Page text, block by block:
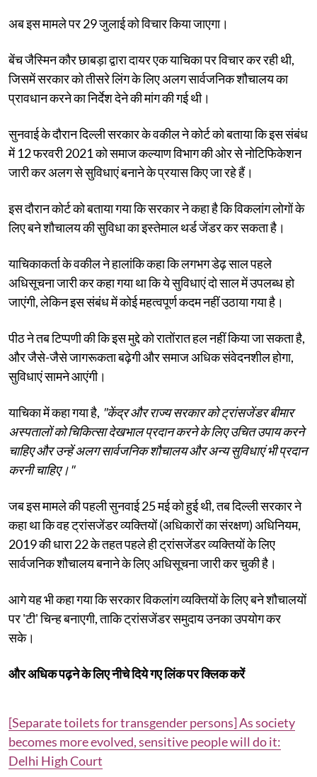
अब इस मामले पर 29 जुलाई को विचार किया जाएगा।
बेंच जैस्मिन कौर छाबड़ा द्वारा दायर एक याचिका पर विचार कर रही थी,
जिसमें सरकार को तीसरे लिंग के लिए अलग सार्वजनिक शौचालय का
प्रावधान करने का निर्देश देने की मांग की गई थी।
सुनवाई के दौरान दिल्ली सरकार के वकील ने कोर्ट को बताया कि इस संबंध
में 12 फरवरी 2021 को समाज कल्याण विभाग की ओर से नोटिफिकेशन
जारी कर अलग से सुविधाएं बनाने के प्रयास किए जा रहे हैं।
इस दौरान कोर्ट को बताया गया कि सरकार ने कहा है कि विकलांग लोगों के
लिए बने शौचालय की सुविधा का इस्तेमाल थर्ड जेंडर कर सकता है।
याचिकाकर्ता के वकील ने हालांकि कहा कि लगभग डेढ़ साल पहले
अधिसूचना जारी कर कहा गया था कि ये सुविधाएं दो साल में उपलब्ध हो
जाएंगी, लेकिन इस संबंध में कोई महत्वपूर्ण कदम नहीं उठाया गया है।
पीठ ने तब टिप्पणी की कि इस मुद्दे को रातोंरात हल नहीं किया जा सकता है,
और जैसे-जैसे जागरूकता बढ़ेगी और समाज अधिक संवेदनशील होगा,
सुविधाएं सामने आएंगी।
याचिका में कहा गया है, "केंद्र और राज्य सरकार को ट्रांसजेंडर बीमार
अस्पतालों को चिकित्सा देखभाल प्रदान करने के लिए उचित उपाय करने
चाहिए और उन्हें अलग सार्वजनिक शौचालय और अन्य सुविधाएं भी प्रदान
करनी चाहिए।"
जब इस मामले की पहली सुनवाई 25 मई को हुई थी, तब दिल्ली सरकार ने
कहा था कि वह ट्रांसजेंडर व्यक्तियों (अधिकारों का संरक्षण) अधिनियम,
2019 की धारा 22 के तहत पहले ही ट्रांसजेंडर व्यक्तियों के लिए
सार्वजनिक शौचालय बनाने के लिए अधिसूचना जारी कर चुकी है।
आगे यह भी कहा गया कि सरकार विकलांग व्यक्तियों के लिए बने शौचालयों
पर 'टी' चिन्ह बनाएगी, ताकि ट्रांसजेंडर समुदाय उनका उपयोग कर
सके।
और अधिक पढ़ने के लिए नीचे दिये गए लिंक पर क्लिक करें
[Separate toilets for transgender persons] As society
becomes more evolved, sensitive people will do it:
Delhi High Court